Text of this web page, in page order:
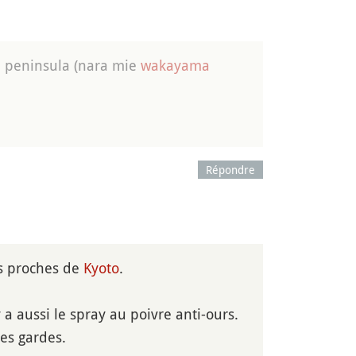
(nara mie wakayama
Répondre
proches de Kyoto.
aussi le spray au poivre anti-ours.
gardes.